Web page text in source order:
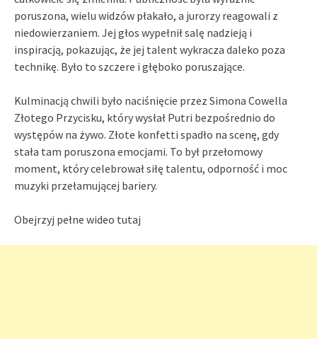
poruszona, wielu widzów płakało, a jurorzy reagowali z
niedowierzaniem. Jej głos wypełnił salę nadzieją i
inspiracją, pokazując, że jej talent wykracza daleko poza
technikę. Było to szczere i głęboko poruszające.
Kulminacją chwili było naciśnięcie przez Simona Cowella
Złotego Przycisku, który wysłał Putri bezpośrednio do
występów na żywo. Złote konfetti spadło na scenę, gdy
stała tam poruszona emocjami. To był przełomowy
moment, który celebrował siłę talentu, odporność i moc
muzyki przełamującej bariery.
Obejrzyj pełne wideo tutaj